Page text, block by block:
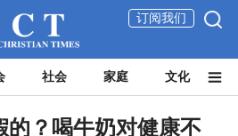
订阅我们
社会 家庭 文化
的？喝牛奶对健康不